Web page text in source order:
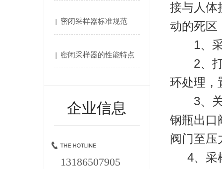
密闭采样器标准规范
密闭采样器的性能特点
企业信息
13186507905
接与人体
动的死区
1、采
2、打
环处理，
3、关
钢瓶出口
阀门至压
4、采